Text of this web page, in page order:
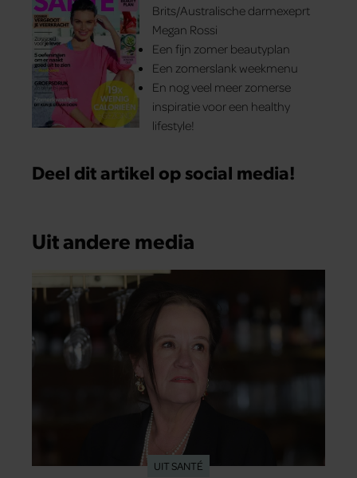
Brits/Australische darmexeprt
Megan Rossi
Een fijn zomer beautyplan
Een zomerslank weekmenu
En nog veel meer zomerse
inspiratie voor een healthy
lifestyle!
Deel dit artikel op social media!
Uit andere media
UIT SANTÉ